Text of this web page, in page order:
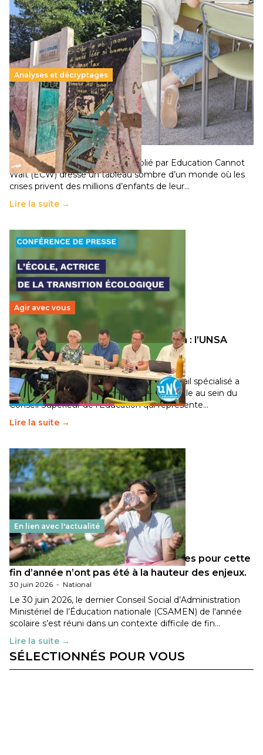
Analyses et décryptages
258 millions d’enfants victimes de la guerre, des
chocs climatiques et des déplacements de
population
11 juillet 2026- National
Un nouveau rapport mondial publié par Education Cannot
Wait (ECW) dresse un tableau sombre d’un monde où les
crises privent des millions d’enfants de leur…
Lire la suite →
Agir avec vous
Transition écologique de l’éducation : l’UNSA
Éducation fait bouger les lignes
30 juin 2026-National
Pendant plusieurs mois, un groupe de travail spécialisé a
travaillé sur la transition écologique de l’Ecole au sein du
Conseil Supérieur de l’Éducation qui représente…
Lire la suite →
En lien avec l'actualité
Les décisions ministérielles attendues pour cette
fin d’année n’ont pas été à la hauteur des enjeux.
30 juin 2026 - National
Le 30 juin 2026, le dernier Conseil Social d’Administration
Ministériel de l’Éducation nationale (CSAMEN) de l'année
scolaire s’est réuni dans un contexte difficile de fin…
Lire la suite →
SÉLECTIONNÉS POUR VOUS